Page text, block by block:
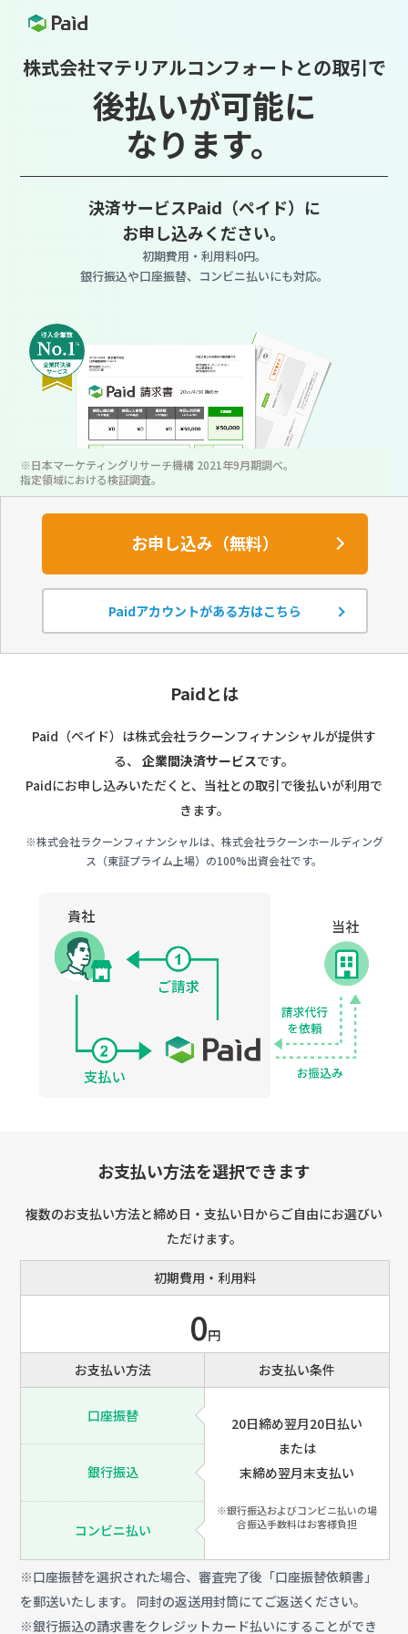
株式会社マテリアルコンフォートとの取引で
後払いが可能に
なります。
決済サービスPaid（ペイド）に
お申し込みください。
初期費用・利用料0円。
銀行振込や口座振替、コンビニ払いにも対応。
※日本マーケティングリサーチ機構 2021年9月期調べ。
指定領域における検証調査。
お申し込み（無料）
Paidアカウントがある方はこちら
Paidとは
Paid（ペイド）は株式会社ラクーンフィナンシャルが提供す
る、 企業間決済サービスです。
Paidにお申し込みいただくと、当社との取引で後払いが利用で
きます。
※株式会社ラクーンフィナンシャルは、株式会社ラクーンホールディング
ス（東証プライム上場）の100%出資会社です。
お支払い方法を選択できます
複数のお支払い方法と締め日・支払い日からご自由にお選びい
ただけます。
初期費用・利用料
お支払い方法 お支払い条件
0円
口座振替
銀行振込
コンビニ払い
20日締め翌月20日払い
または
末締め翌月末支払い
※銀行振込およびコンビニ払いの場
合振込手数料はお客様負担
※口座振替を選択された場合、審査完了後「口座振替依頼書」
を郵送いたします。 同封の返送用封筒にてご返送ください。
※銀行振込の請求書をクレジットカード払いにすることができ